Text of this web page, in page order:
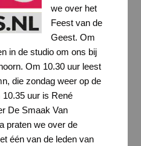
we over het
Feest van de
Geest. Om
in de studio om ons bij
Om 10.30 uur leest
die zondag weer op de
uur is René
De Smaak Van
praten we over de
één van de leden van